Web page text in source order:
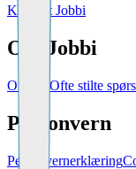
Kontakt Jobbi
Om Jobbi
Om oss Ofte stilte
Personvern
Personvernerklæring